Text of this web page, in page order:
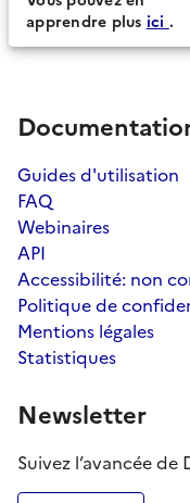
Guides d'utilisation
FAQ
Webinaires
API
Accessibilité: non
Politique de
Mentions légales
Statistiques
Newsletter
Suivez l’avancée
apprendre plus ici .